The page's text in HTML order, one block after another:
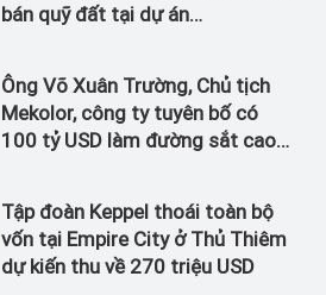
bán quỹ đất tại dự án
Ông Võ Xuân Trường, Chủ tịch
Mekolor, công ty tuyên bố có
100 tỷ USD làm đường sắt cao
Tập đoàn Keppel thoái toàn bộ
vốn tại Empire City ở Thủ Thiêm
dự kiến thu về 270 triệu USD